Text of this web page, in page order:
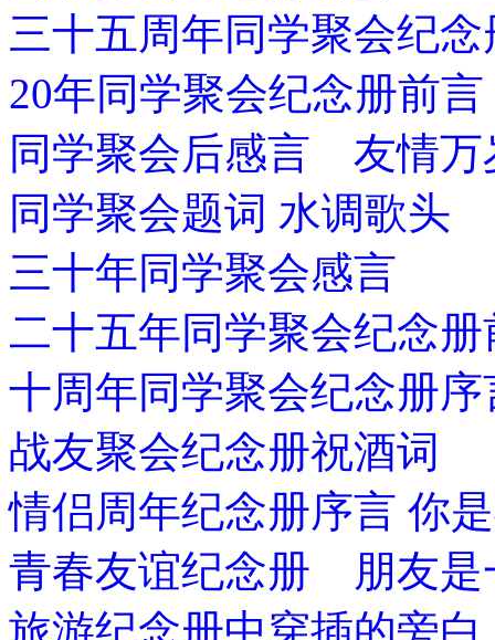
三十五周年同学聚会纪
20年同学聚会纪念册前
同学聚会后感言 友情万
同学聚会题词 水调歌头
三十年同学聚会感言
二十五年同学聚会纪念册
十周年同学聚会纪念册序
战友聚会纪念册祝酒词
情侣周年纪念册序言 你
青春友谊纪念册 朋友是